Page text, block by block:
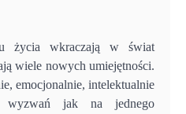
wkraczają w świat
wiele nowych umiejętności.
emocjonalnie, intelektualnie
wyzwań jak na jednego